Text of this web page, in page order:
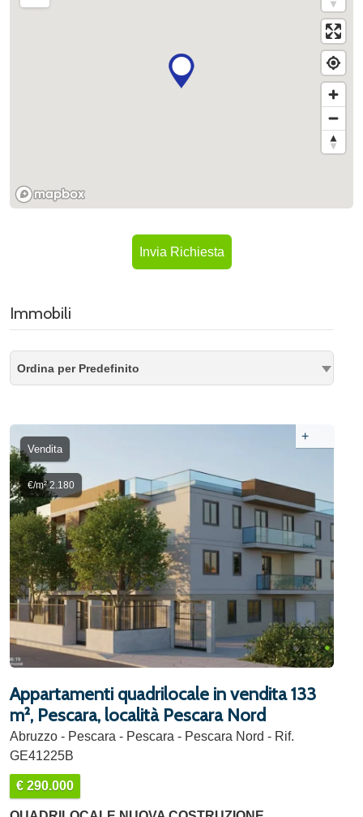
Invia Richiesta
Immobili
Ordina per Predefinito
Vendita
€/m² 2.180
+
Appartamenti quadrilocale in vendita 133
m², Pescara, località Pescara Nord
Abruzzo - Pescara - Pescara - Pescara Nord - Rif.
GE41225B
€ 290.000